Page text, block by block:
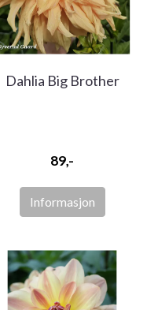
Dahlia Big Brother
89,-
Informasjon